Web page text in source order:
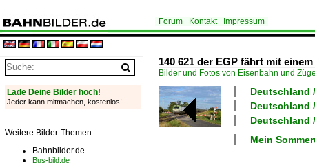
Forum Kontakt Impressum
140 621 der EGP fährt mit
Bilder und Fotos von Eisenbahn und
Deutschland
Deutschland
Mein
Lade Deine Bilder hoch!
Jeder kann mitmachen, kostenlos!
Weitere Bilder-Themen:
Bahnbilder.de
Bus-bild.de